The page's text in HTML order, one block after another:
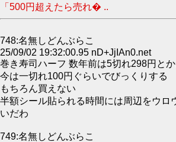
「500円超えたら売れ� ..
748:名無しどんぶらこ
25/09/02 19:32:00.95 nD+JjIAn0.net
巻き寿司ハーフ 数年前は5切れ298円と
今は一切れ100円ぐらいでびっくりする
もちろん買えない
半額シール貼られる時間には周辺をウロ
いだわ
749:名無しどんぶらこ